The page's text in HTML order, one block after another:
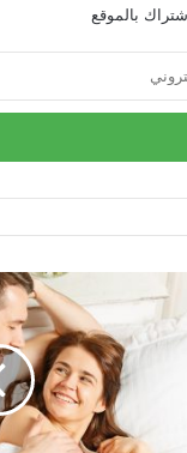
بالموقع